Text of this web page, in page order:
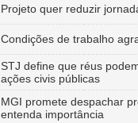
Projeto quer reduzir
Condições de trabalho
STJ define que réus
ações civis públicas
MGI promete despachar
entenda importância